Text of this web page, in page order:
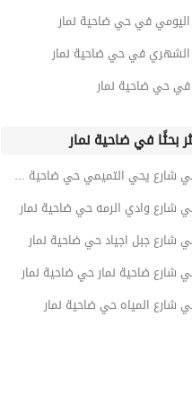
اليومي في حي ضاحية نمار
الشهري في حي ضاحية نمار
في حي ضاحية نمار
بحثًا في ضاحية نمار
عقارات للبيع في شارع يحي التميمي حي ضاحية نمار
شارع وادي الرمه حي ضاحية نمار
شارع جبل اجياد حي ضاحية نمار
شارع ضاحية نمار حي ضاحية نمار
شارع المياه حي ضاحية نمار